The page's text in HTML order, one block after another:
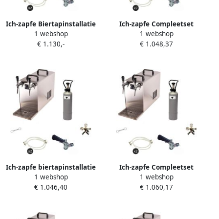
Ich-zapfe Biertapinstallatie
STREAM 50 Compleetset 2-
lijns Doorstroomkoeler tot
1 webshop
€ 1.130,-
Ich-zapfe Compleetset
Bierzapfsysteem STREAM 50
Doorstroomkoeler 2 Lijnen
1 webshop
€ 1.048,37
Ich-zapfe biertapinstallatie
STREAM 50 complete set
met 2-lijns
1 webshop
€ 1.046,40
Ich-zapfe Compleetset
Biertapinstallatie STREAM
50 2-Lijnen Droge Koeler tot
1 webshop
€ 1.060,17